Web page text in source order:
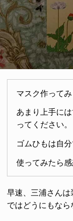
マスク作ってみ
あまり上手に
ってください。
ゴムひもは自
使ってみたら感
早速、三浦さん
ではどうにもなら